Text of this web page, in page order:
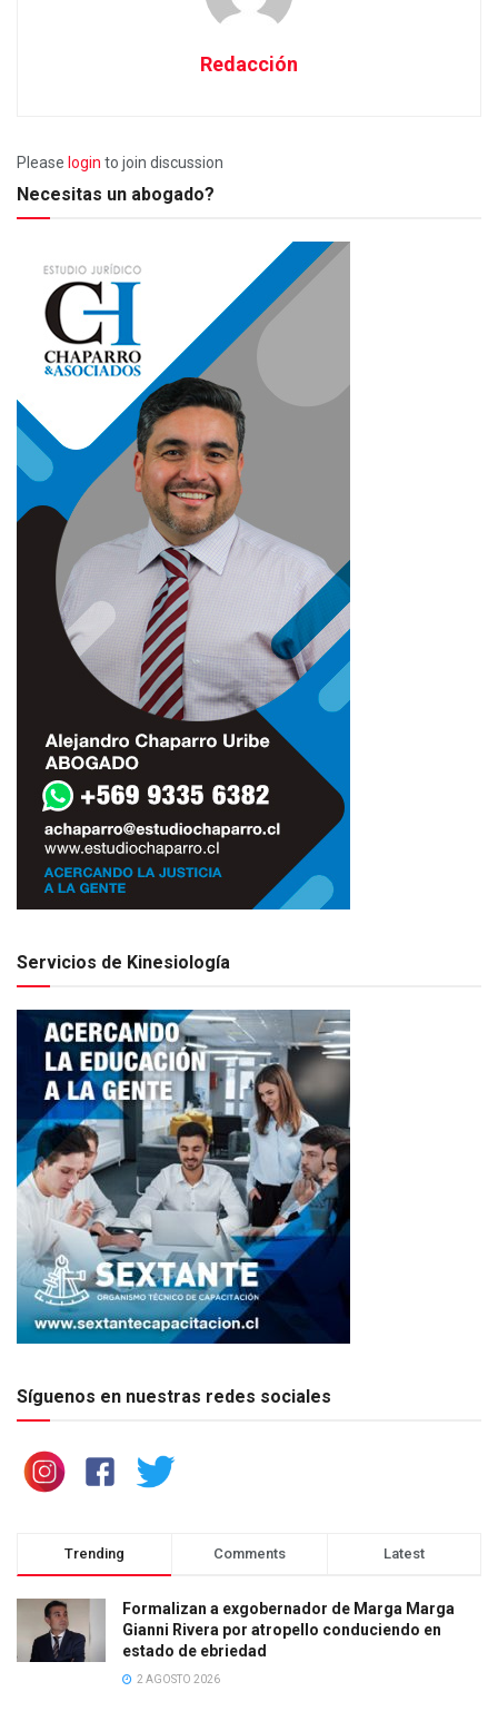
Redacción
Please login to join discussion
Necesitas un abogado?
Servicios de Kinesiología
Síguenos en nuestras redes sociales
Trending Comments Latest
Formalizan a exgobernador de Marga Marga
Gianni Rivera por atropello conduciendo en
estado de ebriedad
2 AGOSTO 2026